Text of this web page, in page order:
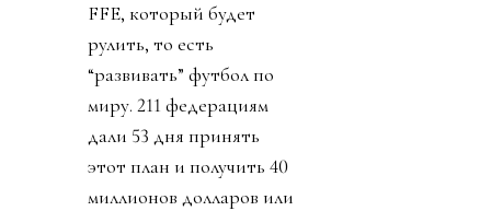
FFE, который будет
рулить, то есть
“развивать” футбол по
миру. 211 федерациям
дали 53 дня принять
этот план и получить 40
миллионов долларов или